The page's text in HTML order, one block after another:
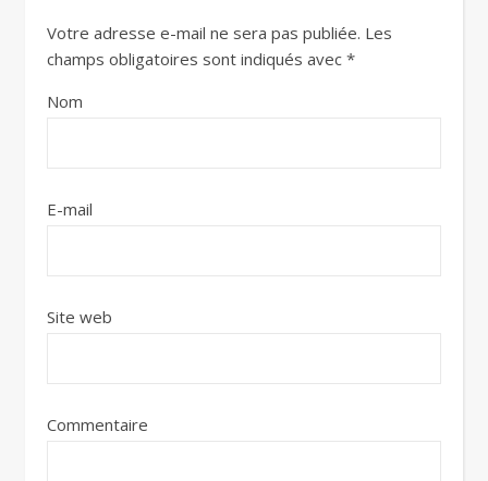
Votre adresse e-mail ne sera pas publiée. Les
champs obligatoires sont indiqués avec *
Nom
E-mail
Site web
Commentaire